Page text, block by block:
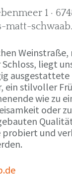
1 ·
matt-
liegt
stilvoller
wie zu
oder
und